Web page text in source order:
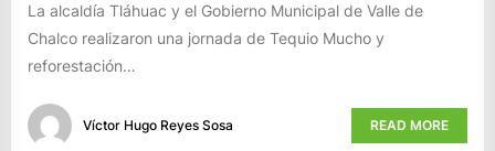
La alcaldía Tláhuac y el Gobierno Municipal de Valle de
Chalco realizaron una jornada de Tequio Mucho y
reforestación…
Víctor Hugo Reyes Sosa READ MORE